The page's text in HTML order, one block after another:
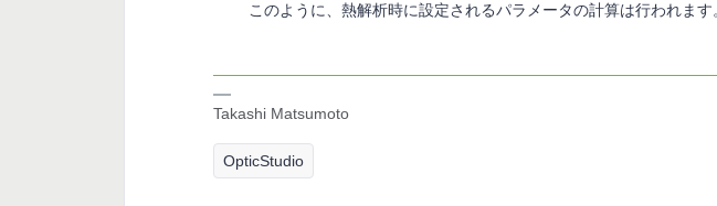
このように、熱解析時に設定されるパラメータの計算は行われます
Takashi Matsumoto
OpticStudio